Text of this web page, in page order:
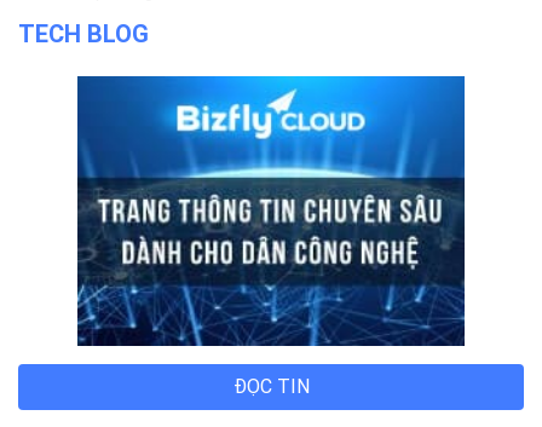
TECH BLOG
ĐỌC TIN